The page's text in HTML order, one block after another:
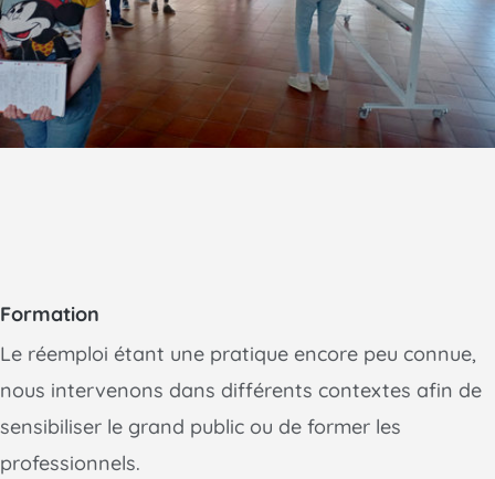
Formation
Le réemploi étant une pratique encore peu connue,
nous intervenons dans différents contextes afin de
sensibiliser le grand public ou de former les
professionnels.